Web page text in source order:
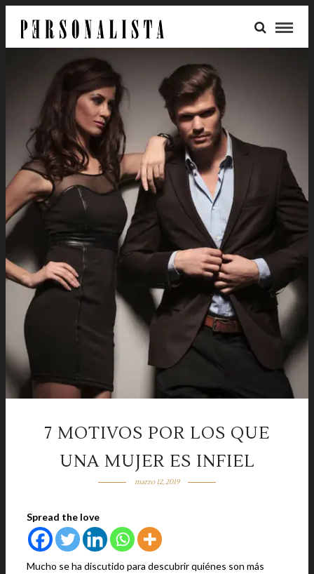
7 MOTIVOS POR LOS QUE
UNA MUJER ES INFIEL
marzo 12, 2019
Spread the love
Mucho se ha discutido para descubrir quiénes son más